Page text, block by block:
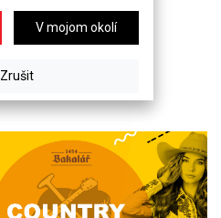
V mojom okolí